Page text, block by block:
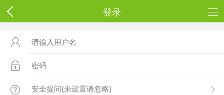
登录


